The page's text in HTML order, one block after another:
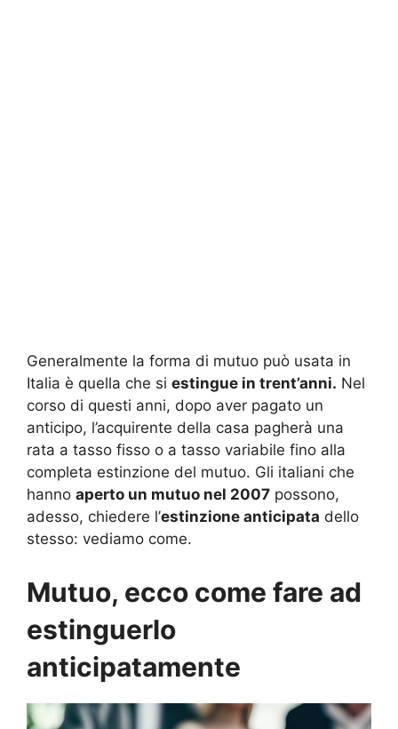
Generalmente la forma di mutuo può usata in
Italia è quella che si estingue in trent’anni. Nel
corso di questi anni, dopo aver pagato un
anticipo, l’acquirente della casa pagherà una
rata a tasso fisso o a tasso variabile fino alla
completa estinzione del mutuo. Gli italiani che
hanno aperto un mutuo nel 2007 possono,
adesso, chiedere l’estinzione anticipata dello
stesso: vediamo come.
Mutuo, ecco come fare ad
estinguerlo
anticipatamente